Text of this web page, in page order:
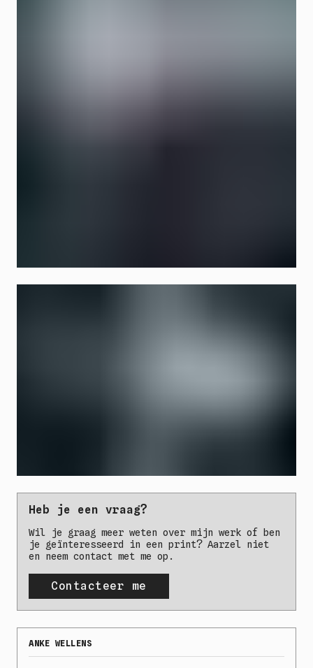
Heb je een vraag?
Wil je graag meer weten over mijn werk of ben
je geïnteresseerd in een print? Aarzel niet
en neem contact met me op.
Contacteer me
ANKE WELLENS